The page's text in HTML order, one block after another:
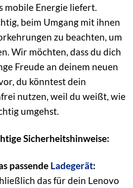
mobile Energie liefert.
beim Umgang mit ihnen
zu beachten, um
Wir möchten, dass du dich
Freude an deinem neuen
du könntest dein
nutzen, weil du weißt, wie
umgehst.
Sicherheitshinweise:
passende Ladegerät:
das für dein Lenovo